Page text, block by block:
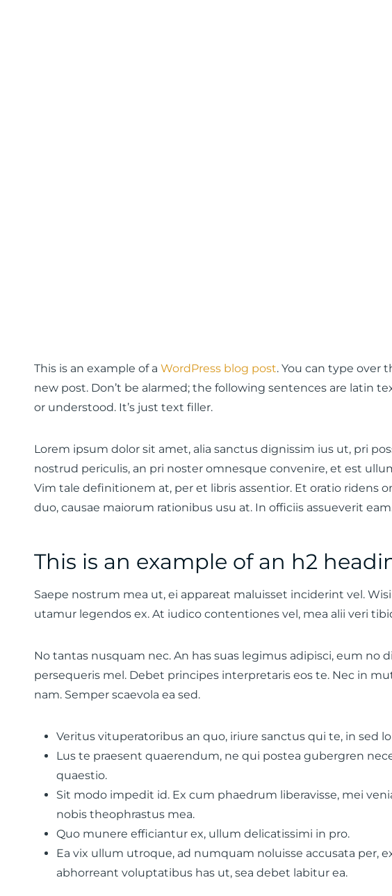
This is an example of a WordPress blog post. You can type over
new post. Don’t be alarmed; the following sentences are latin
or understood. It’s just text filler.
Lorem ipsum dolor sit amet, alia sanctus dignissim ius ut, pri
nostrud periculis, an pri noster omnesque convenire, et est
Vim tale definitionem at, per et libris assentior. Et oratio ridens
duo, causae maiorum rationibus usu at. In officiis assueverit
This is an example of an h2
Saepe nostrum mea ut, ei appareat maluisset inciderint vel.
utamur legendos ex. At iudico contentiones vel, mea alii veri
No tantas nusquam nec. An has suas legimus adipisci, eum no
persequeris mel. Debet principes interpretaris eos te. Nec in
nam. Semper scaevola ea sed.
Veritus vituperatoribus an quo, iriure sanctus qui te, in sed
Lus te praesent quaerendum, ne qui postea gubergren
quaestio.
Sit modo impedit id. Ex cum phaedrum liberavisse, mei
nobis theophrastus mea.
Quo munere efficiantur ex, ullum delicatissimi in pro.
Ea vix ullum utroque, ad numquam noluisse accusata per,
abhorreant voluptatibus has ut, sea debet labitur ea.